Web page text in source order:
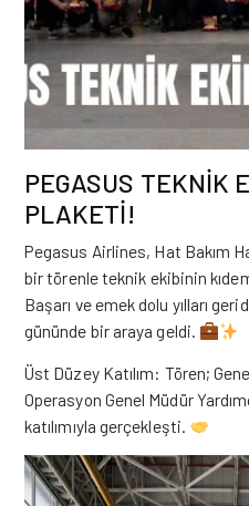
PEGASUS TEKNİK
PLAKETİ!
Pegasus Airlines, Hat Bakım
bir törenle teknik ekibinin
Başarı ve emek dolu yılları
gününde bir araya geldi.
Üst Düzey Katılım: Tören;
Operasyon Genel Müdür
katılımıyla gerçekleşti.